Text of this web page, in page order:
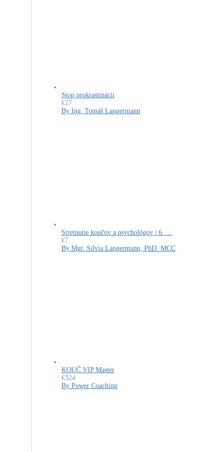
Stop prokrastinácii
€27
By Ing. Tomáš Langermann
Stretnutie koučov a psychológov | 6. ...
€7
By Mgr. Silvia Langermann, PhD. MCC
KOUČ VIP Master
€324
By Power Coaching